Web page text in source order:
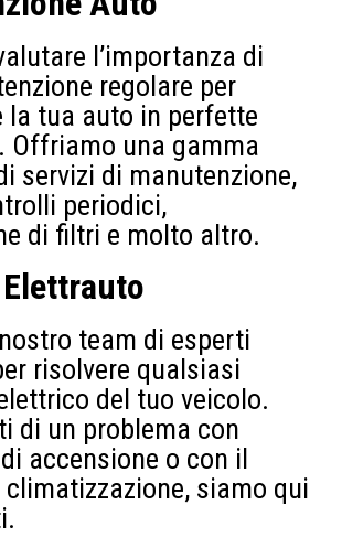
l’importanza di
regolare per
la tua auto in perfette
Offriamo una gamma
servizi di manutenzione,
periodici,
di filtri e molto altro.
team di esperti
risolvere qualsiasi
del tuo veicolo.
di un problema con
accensione o con il
siamo qui